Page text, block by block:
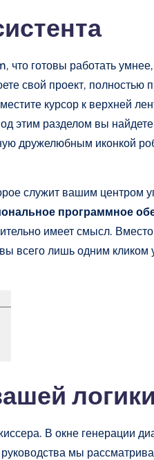
готовы работать
свой проект, полностью
курсор к верхней
этим разделом вы найдете
дружелюбным иконкой
служит вашим центром
программное
имеет смысл. Вместо
всего лишь одним кликом
В окне генерации
мы